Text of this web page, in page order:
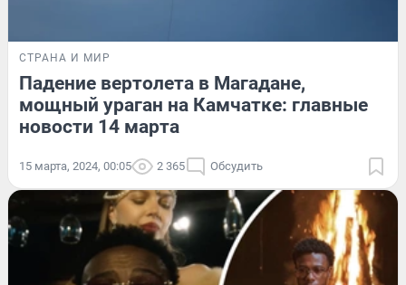
СТРАНА И МИР
Падение вертолета в Магадане,
мощный ураган на Камчатке: главные
новости 14 марта
15 марта, 2024, 00:05 2 365 Обсудить